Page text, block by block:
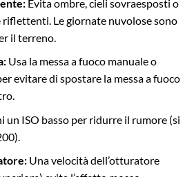
Evita ombre, cieli sovraesposti o
Le giornate nuvolose sono
il terreno.
Usa la messa a fuoco manuale o
evitare di spostare la messa a fuoco
un ISO basso per ridurre il rumore (si
Una velocità dell’otturatore